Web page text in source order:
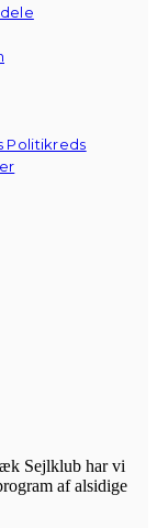
Politikreds
Sejlklub har vi
af alsidige